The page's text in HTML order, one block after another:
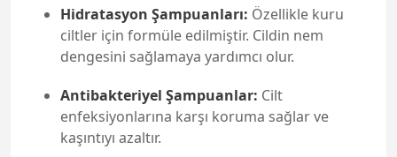
Hidratasyon Şampuanları: Özellikle kuru
ciltler için formüle edilmiştir. Cildin nem
dengesini sağlamaya yardımcı olur.
Antibakteriyel Şampuanlar: Cilt
enfeksiyonlarına karşı koruma sağlar ve
kaşıntıyı azaltır.